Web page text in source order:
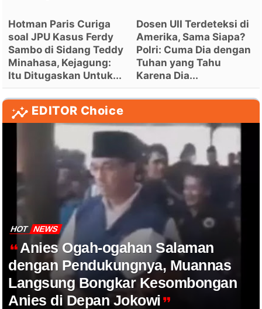
Hotman Paris Curiga
soal JPU Kasus Ferdy
Sambo di Sidang Teddy
Minahasa, Kejagung:
Itu Ditugaskan Untuk...
Dosen UII Terdeteksi di
Amerika, Sama Siapa?
Polri: Cuma Dia dengan
Tuhan yang Tahu
Karena Dia...
EDITOR Choice
HOT NEWS
Anies Ogah-ogahan Salaman
dengan Pendukungnya, Muannas
Langsung Bongkar Kesombongan
Anies di Depan Jokowi